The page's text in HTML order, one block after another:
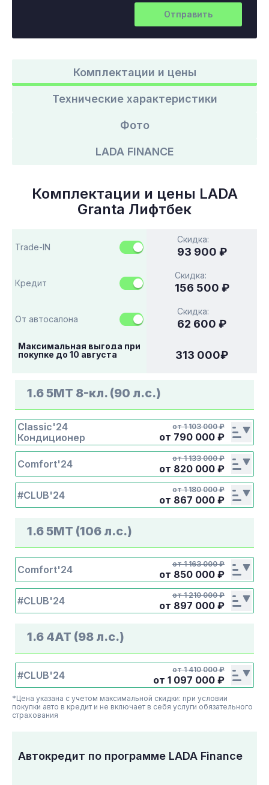
Отправить
Комплектации и цены
Технические характеристики
Фото
LADA FINANCE
Комплектации и цены LADA
Granta Лифтбек
Trade-IN
Скидка:
93 900 ₽
Кредит
Скидка:
156 500 ₽
От автосалона
Скидка:
62 600 ₽
Максимальная выгода при
покупке до 10 августа 313 000₽
1.6 5МТ 8-кл. (90 л.с.)
Classic'24
Кондиционер
от 1 103 000 ₽
от 790 000 ₽
Comfort'24 от 1 133 000 ₽
от 820 000 ₽
#CLUB'24 от 1 180 000 ₽
от 867 000 ₽
1.6 5МТ (106 л.с.)
Comfort'24 от 1 163 000 ₽
от 850 000 ₽
#CLUB'24 от 1 210 000 ₽
от 897 000 ₽
1.6 4AT (98 л.с.)
#CLUB'24 от 1 410 000 ₽
от 1 097 000 ₽
*Цена указана с учетом максимальной скидки: при условии
покупки авто в кредит и не включает в себя услуги обязательного
страхования
Автокредит по программе LADA Finance